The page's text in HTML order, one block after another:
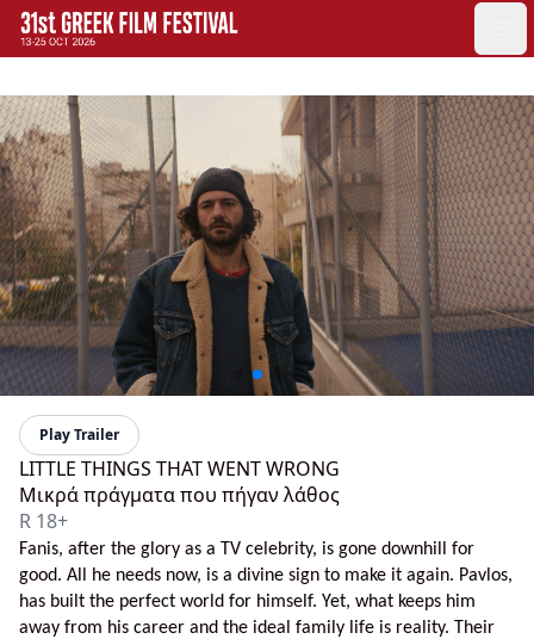
GFF
Greek Film Festival:
Play Trailer
LITTLE THINGS THAT WENT WRONG
Μικρά πράγματα που πήγαν λάθος
R 18+
Fanis, after the glory as a TV celebrity, is gone downhill for
good. All he needs now, is a divine sign to make it again. Pavlos,
has built the perfect world for himself. Yet, what keeps him
away from his career and the ideal family life is reality. Their